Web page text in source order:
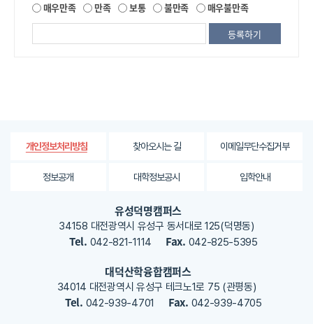
매우만족 만족 보통 불만족 매우불만족
공
되
는
가
용
해
주
개인정보처리방침 찾아오시는 길 이메일무단수집거부
정보공개 대학정보공시 입학안내
유성덕명캠퍼스
34158 대전광역시 유성구 동서대로 125(덕명동)
Tel. 042-821-1114 Fax. 042-825-5395
대덕산학융합캠퍼스
34014 대전광역시 유성구 테크노1로 75 (관평동)
Tel. 042-939-4701 Fax. 042-939-4705